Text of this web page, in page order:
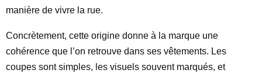
manière de vivre la rue.
Concrètement, cette origine donne à la marque une
cohérence que l’on retrouve dans ses vêtements. Les
coupes sont simples, les visuels souvent marqués, et